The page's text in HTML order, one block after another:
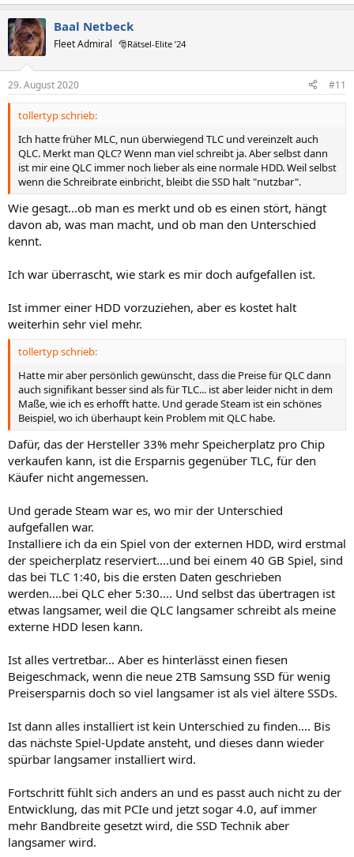
Baal Netbeck
Fleet Admiral 🎅Rätsel-Elite ’24
29. August 2020 #11
tollertyp schrieb:
Ich hatte früher MLC, nun überwiegend TLC und vereinzelt auch
QLC. Merkt man QLC? Wenn man viel schreibt ja. Aber selbst dann
ist mir eine QLC immer noch lieber als eine normale HDD. Weil selbst
wenn die Schreibrate einbricht, bleibt die SSD halt "nutzbar".
Wie gesagt...ob man es merkt und ob es einen stört, hängt
davon ab, was man macht, und ob man den Unterschied
kennt.
Ich war überrascht, wie stark es mir doch aufgefallen ist.
Ist immer einer HDD vorzuziehen, aber es kostet halt
weiterhin sehr viel mehr.
tollertyp schrieb:
Hatte mir aber persönlich gewünscht, dass die Preise für QLC dann
auch signifikant besser sind als für TLC... ist aber leider nicht in dem
Maße, wie ich es erhofft hatte. Und gerade Steam ist ein schönes
Beispiel, wo ich überhaupt kein Problem mit QLC habe.
Dafür, das der Hersteller 33% mehr Speicherplatz pro Chip
verkaufen kann, ist die Ersparnis gegenüber TLC, für den
Käufer nicht angemessen.
Und gerade Steam war es, wo mir der Unterschied
aufgefallen war.
Installiere ich da ein Spiel von der externen HDD, wird erstmal
der speicherplatz reserviert....und bei einem 40 GB Spiel, sind
das bei TLC 1:40, bis die ersten Daten geschrieben
werden....bei QLC eher 5:30.... Und selbst das übertragen ist
etwas langsamer, weil die QLC langsamer schreibt als meine
externe HDD lesen kann.
Ist alles vertretbar... Aber es hinterlässt einen fiesen
Beigeschmack, wenn die neue 2TB Samsung SSD für wenig
Preisersparnis doch so viel langsamer ist als viel ältere SSDs.
Ist dann alles installiert ist kein Unterschied zu finden.... Bis
das nächste Spiel-Update ansteht, und dieses dann wieder
spürbar langsamer installiert wird.
Fortschritt fühlt sich anders an und es passt auch nicht zu der
Entwicklung, das mit PCIe und jetzt sogar 4.0, auf immer
mehr Bandbreite gesetzt wird, die SSD Technik aber
langsamer wird.